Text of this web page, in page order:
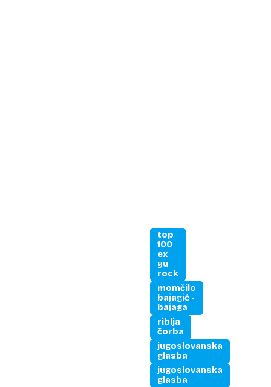
top
100
ex
yu
rock
momčilo
bajagić -
bajaga
riblja
čorba
jugoslovanska
glasba
jugoslovanska
glasba